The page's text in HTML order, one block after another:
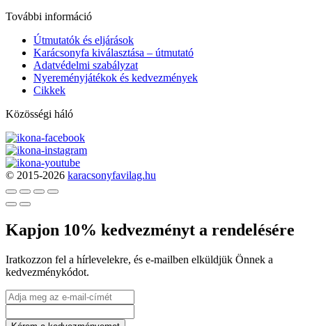
További információ
Útmutatók és eljárások
Karácsonyfa kiválasztása – útmutató
Adatvédelmi szabályzat
Nyereményjátékok és kedvezmények
Cikkek
Közösségi háló
© 2015-2026 karacsonyfavilag.hu
Kapjon 10% kedvezményt a rendelésére
Iratkozzon fel a hírlevelekre, és e-mailben elküldjük Önnek a
kedvezménykódot.